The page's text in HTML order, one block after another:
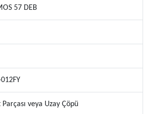
57 DEB
Parçası veya Uzay Çöpü